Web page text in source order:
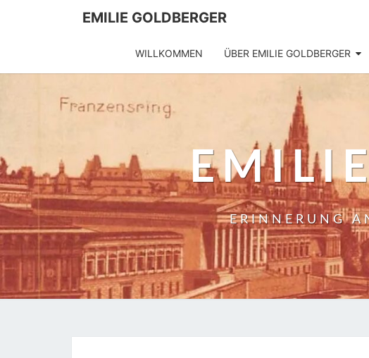
EMILIE GOLDBERGER
WILLKOMMEN ÜBER EMILIE GOLDBERGER
ERINNERUNG